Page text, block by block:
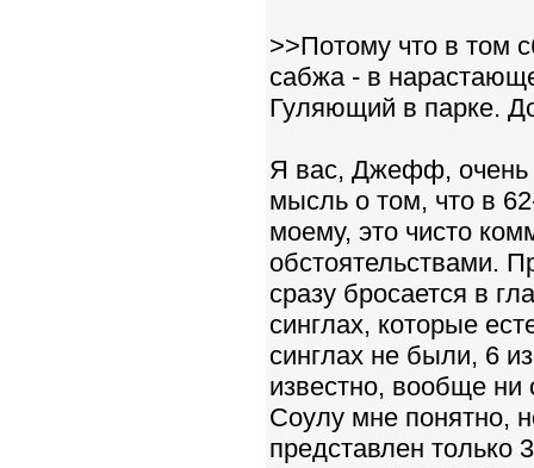
>>Потому что в том
сабжа - в
Гуляющий в парке.
Я вас, Джефф, очень
мысль о том, что в
моему, это чисто
обстоятельствами.
сразу бросается в
синглах, которые
синглах не были, 6
известно, вообще
Соулу мне понятно,
представлен только